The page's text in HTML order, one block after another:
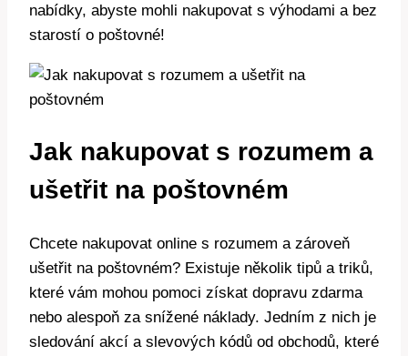
nabídky, abyste mohli nakupovat s výhodami a bez
starostí o poštovné!
Jak nakupovat s rozumem a
ušetřit na poštovném
Chcete nakupovat online s rozumem a zároveň
ušetřit na poštovném? Existuje několik tipů a triků,
které vám mohou pomoci získat dopravu zdarma
nebo alespoň za snížené náklady. Jedním z nich je
sledování akcí a slevových kódů od obchodů, které